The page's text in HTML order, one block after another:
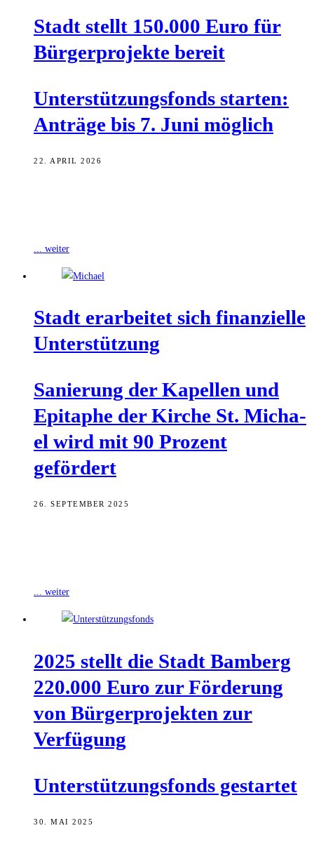
Stadt stellt 150.000 Euro für
Bür­ger­pro­jek­te bereit
Unter­stüt­zungs­fonds star­ten:
Anträ­ge bis 7. Juni möglich
22. APRIL 2026
... weiter
Stadt erar­bei­tet sich finan­zi­el­le
Unterstützung
Sanie­rung der Kapel­len und
Epi­ta­phe der Kir­che St. Micha­
el wird mit 90 Pro­zent
gefördert
26. SEPTEMBER 2025
... weiter
2025 stellt die Stadt Bam­berg
220.000 Euro zur För­de­rung
von Bür­ger­pro­jek­ten zur
Verfügung
Unter­stüt­zungs­fonds gestartet
30. MAI 2025